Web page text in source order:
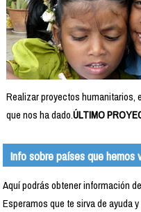
Realizar proyectos humanitarios,
que nos ha dado.ÚLTIMO
Info sobre países que hemos
Aquí podrás obtener información
Esperamos que te sirva de ayuda